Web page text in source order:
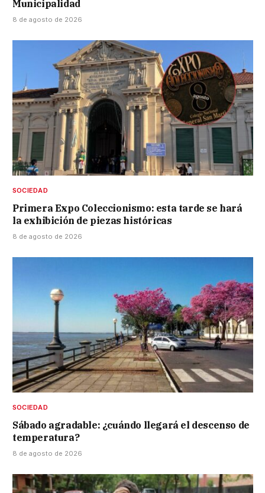
Municipalidad
8 de agosto de 2026
SOCIEDAD
Primera Expo Coleccionismo: esta tarde se hará
la exhibición de piezas históricas
8 de agosto de 2026
SOCIEDAD
Sábado agradable: ¿cuándo llegará el descenso de
temperatura?
8 de agosto de 2026